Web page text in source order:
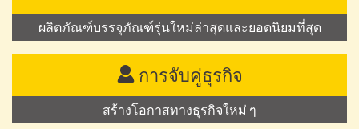
ผลิตภัณฑ์บรรจุภัณฑ์รุ่นใหม่ล่าสุดและยอดนิยมที่สุด
การจับคู่ธุรกิจ
สร้างโอกาสทางธุรกิจใหม่ ๆ